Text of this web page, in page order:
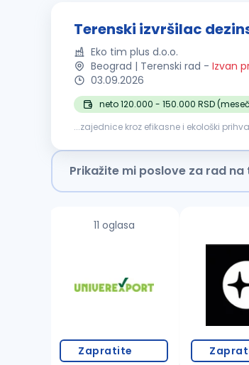
Terenski izvršilac
Eko tim plus d.o.o.
Beograd | Terenski rad - Izvan
03.09.2026
neto 120.000 - 150.000 RSD
...zajednice kroz efikasne i ekološki
Prikažite mi poslove za rad na
11 oglasa
Zapratite